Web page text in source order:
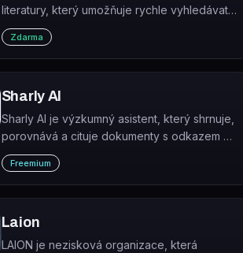
literatury, který umožňuje rychle vyhledávat,
organizovat a analyzovat poznatky z
recenzovaných studií.
Zdarma
Sharly AI
Sharly AI je výzkumný asistent, který shrnuje,
porovnává a cituje dokumenty s odkazem na
zdroje.
Freemium
Laion
LAION je nezisková organizace, která